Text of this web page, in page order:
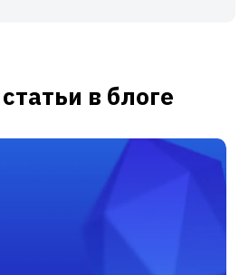
в блоге